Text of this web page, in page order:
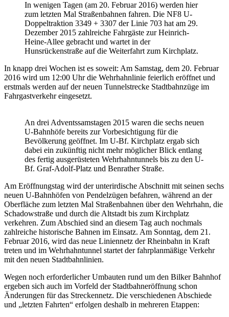
In wenigen Tagen (am 20. Februar 2016) werden hier
zum letzten Mal Straßenbahnen fahren. Die NF8 U-
Doppeltraktion 3349 + 3307 der Linie 703 hat am 29.
Dezember 2015 zahlreiche Fahrgäste zur Heinrich-
Heine-Allee gebracht und wartet in der
Hunsrückenstraße auf die Weiterfahrt zum Kirchplatz.
In knapp drei Wochen ist es soweit: Am Samstag, dem 20. Februar
2016 wird um 12:00 Uhr die Wehrhahnlinie feierlich eröffnet und
erstmals werden auf der neuen Tunnelstrecke Stadtbahnzüge im
Fahrgastverkehr eingesetzt.
An drei Adventssamstagen 2015 waren die sechs neuen
U-Bahnhöfe bereits zur Vorbesichtigung für die
Bevölkerung geöffnet. Im U-Bf. Kirchplatz ergab sich
dabei ein zukünftig nicht mehr möglicher Blick entlang
des fertig ausgerüsteten Wehrhahntunnels bis zu den U-
Bf. Graf-Adolf-Platz und Benrather Straße.
Am Eröffnungstag wird der unterirdische Abschnitt mit seinen sechs
neuen U-Bahnhöfen von Pendelzügen befahren, während an der
Oberfläche zum letzten Mal Straßenbahnen über den Wehrhahn, die
Schadowstraße und durch die Altstadt bis zum Kirchplatz
verkehren. Zum Abschied sind an diesem Tag auch nochmals
zahlreiche historische Bahnen im Einsatz. Am Sonntag, dem 21.
Februar 2016, wird das neue Liniennetz der Rheinbahn in Kraft
treten und im Wehrhahntunnel startet der fahrplanmäßige Verkehr
mit den neuen Stadtbahnlinien.
Wegen noch erforderlicher Umbauten rund um den Bilker Bahnhof
ergeben sich auch im Vorfeld der Stadtbahneröffnung schon
Änderungen für das Streckennetz. Die verschiedenen Abschiede
und „letzten Fahrten“ erfolgen deshalb in mehreren Etappen: